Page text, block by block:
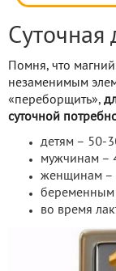
Суточная
Помня, что
незаменимым
«переборщить»,
суточной
детям – 50-
мужчинам –
женщинам –
беременным
во время